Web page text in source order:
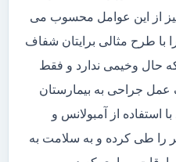
از این عوامل محسوب می
با طرح مثالی برایتان شفاف
حال وخیمی ندارد و فقط
عمل جراحی به بیمارستان
استفاده از آمبولانس و
را طی کرده و به سلامت به